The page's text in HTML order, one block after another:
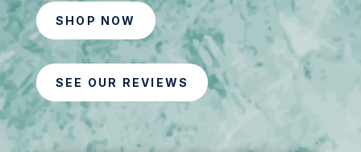
SHOP NOW
SEE OUR REVIEWS